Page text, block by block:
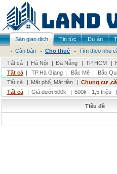
Sàn giao dịch Tin tức Dự án
Cần bán
Cho thuê
Tìm theo nhu
Tất cả
| Hà Nội | Đà Nẵng | TP HCM |
Tất cả | TP.Hà Giang | Bắc Mê | Bắc
Tất cả
| Mặt phố, Mặt tiền | Chung cư
Tất cả
| Giá dưới 500k | 500k - 1,5 triệu |
Tiêu đề